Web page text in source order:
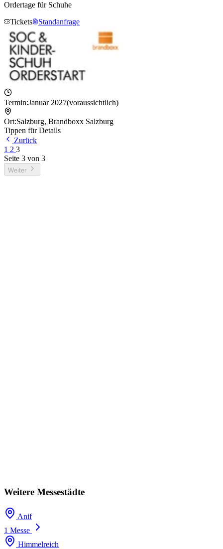
Ordertage für Schuhe
Tickets
Standanfrage
Termin:Januar 2027(voraussichtlich)
Ort:Salzburg, Brandboxx Salzburg
Tippen für Details
Zurück
1 2 3
Seite 3 von 3
Weiter
Weitere Messestädte
Anif
1 Messe
Himmelreich